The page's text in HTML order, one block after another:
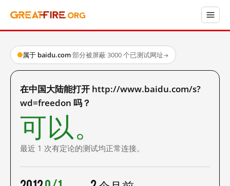
属于 baidu.com·部分被屏蔽·3000 个已测试网址→
在中国大陆能打开 http://www.baidu.com/s?
wd=freedon 吗？
可以。
最近 1 次有定论的测试均正常连接。